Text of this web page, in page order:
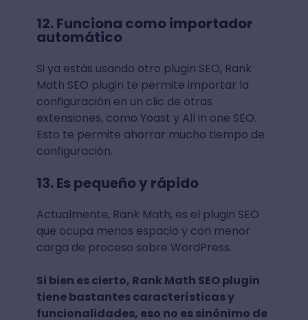
12. Funciona como importador
automático
Si ya estás usando otro plugin SEO, Rank
Math SEO plugin te permite importar la
configuración en un clic de otras
extensiones, como Yoast y All in one SEO.
Esto te permite ahorrar mucho tiempo de
configuración.
13. Es pequeño y rápido
Actualmente, Rank Math, es el plugin SEO
que ocupa menos espacio y con menor
carga de proceso sobre WordPress.
Si bien es cierto, Rank Math SEO plugin
tiene bastantes características y
funcionalidades, eso no es sinónimo de